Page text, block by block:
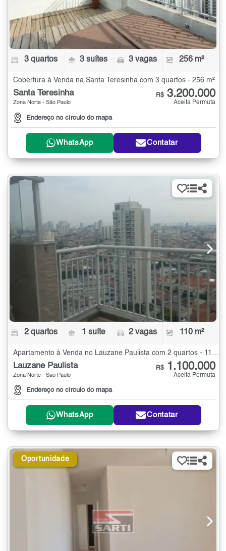
3 quartos 3 suítes 3 vagas 256 m²
Cobertura à Venda na Santa Teresinha com 3 quartos - 256 m²
Santa Teresinha
Zona Norte - São Paulo
Endereço no círculo do mapa
R$ 3.200.000
Aceita Permuta
WhatsApp Contatar
2 quartos 1 suíte 2 vagas 110 m²
Lauzane Paulista
Zona Norte - São Paulo
Endereço no círculo do mapa
R$ 1.100.000
Aceita Permuta
WhatsApp Contatar
Oportunidade